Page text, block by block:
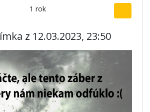
1 rok
z 12.03.2023, 23:50